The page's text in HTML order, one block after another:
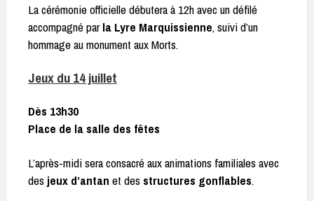
La cérémonie officielle débutera à 12h avec un défilé
accompagné parla Lyre Marquissienne, suivi d’un
hommage au monument aux Morts.
Jeux du 14 juillet
Dès 13h30
Place de la salle des fêtes
L’après-midi sera consacré aux animations familiales avec
des jeux d’antan et des structures gonflables.